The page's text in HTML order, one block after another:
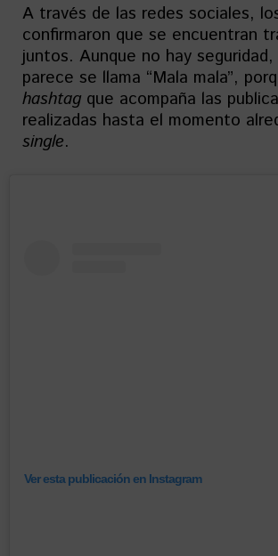
A través de las redes sociales,
confirmaron que se encuentran
juntos. Aunque no hay seguridad,
parece se llama “Mala mala”,
hashtag que acompaña las
realizadas hasta el momento
single.
Ver esta publicación en Instagram